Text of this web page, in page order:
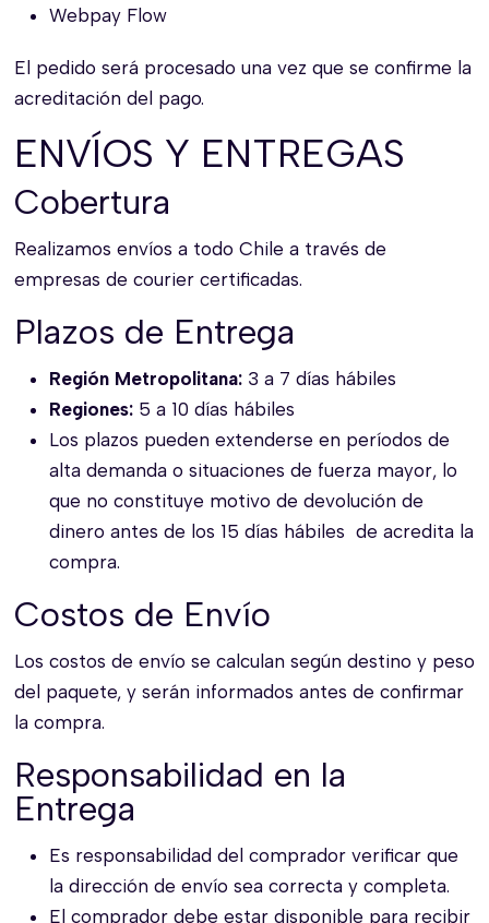
Webpay Flow
El pedido será procesado una vez que se confirme la
acreditación del pago.
ENVÍOS Y ENTREGAS
Cobertura
Realizamos envíos a todo Chile a través de
empresas de courier certificadas.
Plazos de Entrega
Región Metropolitana:3 a 7 días hábiles
Regiones:5 a 10 días hábiles
Los plazos pueden extenderse en períodos de
alta demanda o situaciones de fuerza mayor, lo
que no constituye motivo de devolución de
dinero antes de los 15 días hábiles de acredita la
compra.
Costos de Envío
Los costos de envío se calculan según destino y peso
del paquete, y serán informados antes de confirmar
la compra.
Responsabilidad en la
Entrega
Es responsabilidad del comprador verificar que
la dirección de envío sea correcta y completa.
El comprador debe estar disponible para recibir